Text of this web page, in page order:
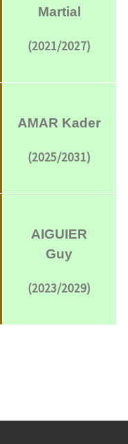
Martial
(2021/2027)
AMAR Kader
(2025/2031)
AIGUIER
Guy
(2023/2029)